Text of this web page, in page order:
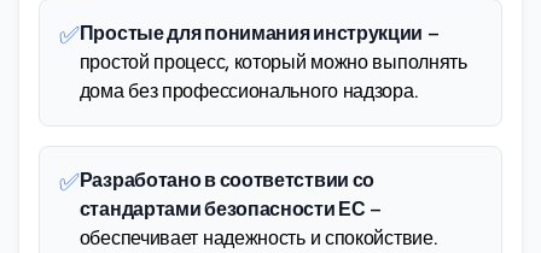
✅Простые для понимания инструкции –
простой процесс, который можно выполнять
дома без профессионального надзора.
✅Разработано в соответствии со
стандартами безопасности ЕС –
обеспечивает надежность и спокойствие.